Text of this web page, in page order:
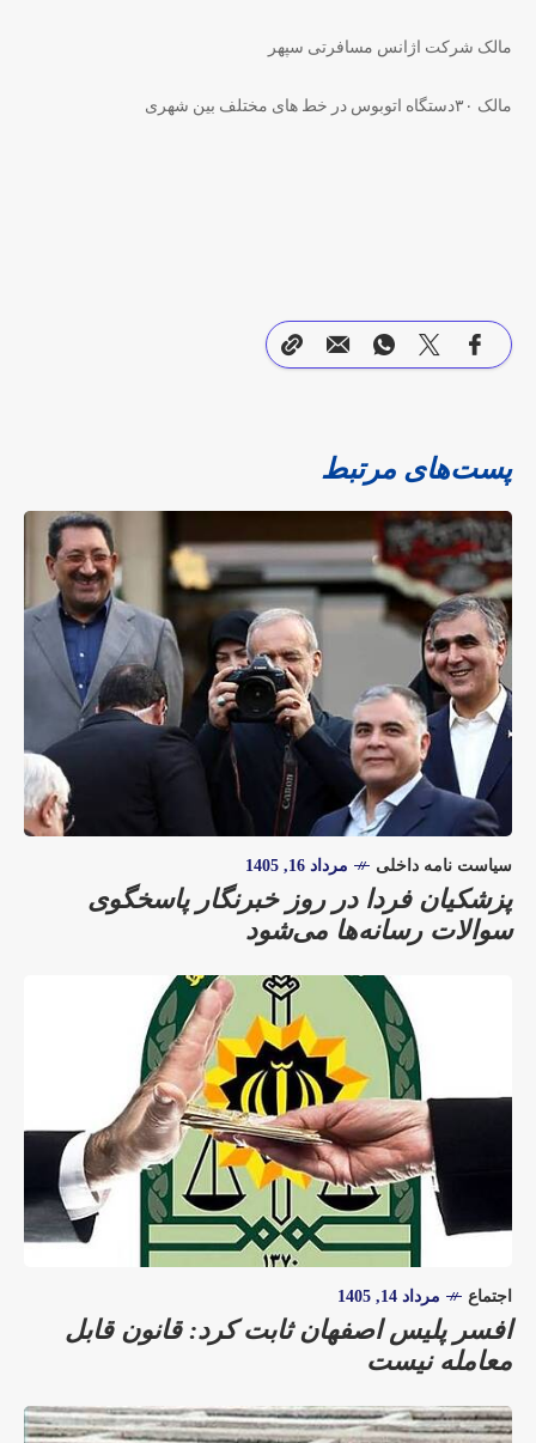
مالک شرکت اژانس مسافرتی سپهر
مالک ۳۰دستگاه اتوبوس در خط های مختلف بین شهری
پست‌های مرتبط
سیاست نامه داخلی مرداد 16, 1405
پزشکیان فردا در روز خبرنگار پاسخگوی
سوالات رسانه‌ها می‌شود
اجتماع مرداد 14, 1405
افسر پلیس اصفهان ثابت کرد: قانون قابل
معامله نیست